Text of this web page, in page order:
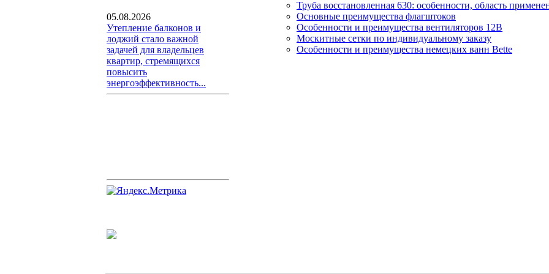
05.08.2026
Утепление балконов и
лоджий стало важной
задачей для владельцев
квартир, стремящихся
повысить
энергоэффективность...
Труба восстановленная 630: особенности, область
Основные преимущества флагштоков
Особенности и преимущества вентиляторов 12В
Москитные сетки по индивидуальному заказу
Особенности и преимущества немецких ванн Bette